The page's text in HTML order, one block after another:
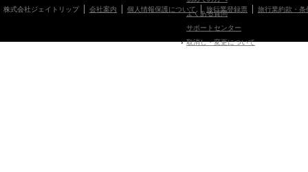
よくある質問
サポートセンター
取消し・変更について
株式会社ジェイトリップ 会社案内 個人情報保護について 旅行業登録票 旅行業約款・条